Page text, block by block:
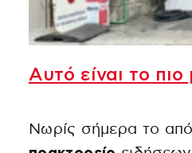
Αυτό είναι το
Νωρίς σήμερα το